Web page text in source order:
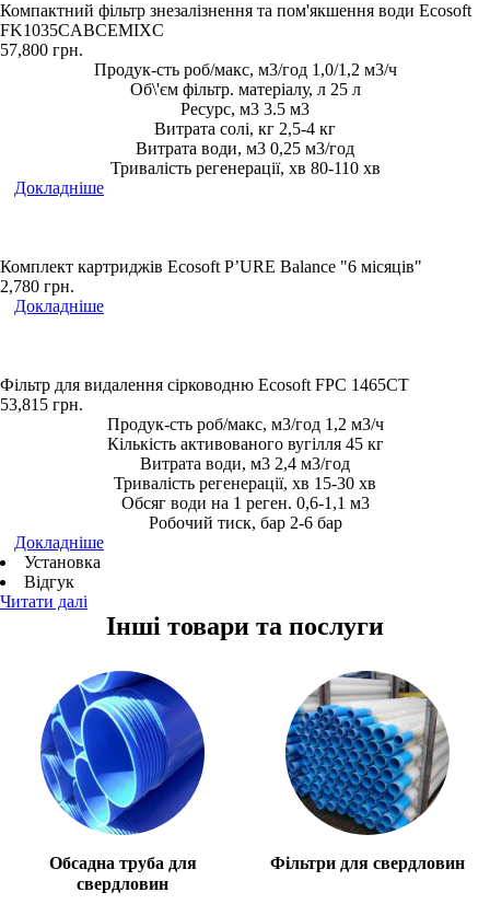
Компактний фільтр знезалізнення та пом'якшення води Ecosoft
FK1035CABCEMIXC
57,800 грн.
Продук-сть роб/макс, м3/год 1,0/1,2 м3/ч
Об\'єм фільтр. матеріалу, л 25 л
Ресурс, м3 3.5 м3
Витрата солі, кг 2,5-4 кг
Витрата води, м3 0,25 м3/год
Тривалість регенерації, хв 80-110 хв
Докладніше
Комплект картриджів Ecosoft P’URE Balance "6 місяців"
2,780 грн.
Докладніше
Фільтр для видалення сірководню Ecosoft FPC 1465CT
53,815 грн.
Продук-сть роб/макс, м3/год 1,2 м3/ч
Кількість активованого вугілля 45 кг
Витрата води, м3 2,4 м3/год
Тривалість регенерації, хв 15-30 хв
Обсяг води на 1 реген. 0,6-1,1 м3
Робочий тиск, бар 2-6 бар
Докладніше
Установка
Відгук
Читати далі
Інші товари та послуги
Обсадна труба для
свердловин
Фільтри для свердловин